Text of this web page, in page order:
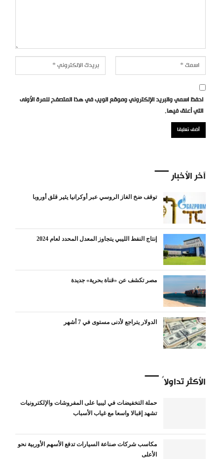
احفظ اسمي والبريد الإلكتروني وموقع الويب في هذا المتصفح للمرة الأولى
التي أعلق فيها.
آخر الأخبار
توقف ضخ الغاز الروسي عبر أوكرانيا يثير قلق أوروبا
إنتاج النفط الليبي يتجاوز المعدل المحدد لعام 2024
مصر تكشف عن «قناة بحرية» جديدة
الدولار يتراجع لأدنى مستوى في 7 أشهر
الأكثر تداولاً
حملة التخفيضات في ليبيا على المفروشات والإلكترونيات
تشهد إقبالا واسعا مع غياب الأسباب
مكاسب شركات صناعة السيارات تدفع الأسهم الأوربية نحو
الأعلى